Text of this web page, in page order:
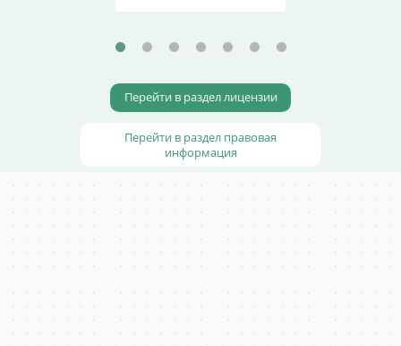
Перейти в раздел лицензии
Перейти в раздел правовая
информация